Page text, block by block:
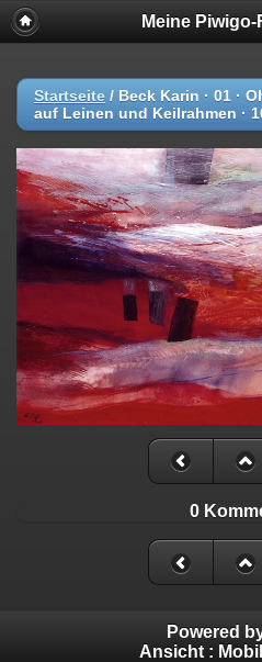
Meine
Startseite / Beck Karin · 01 ·
auf Leinen und Keilrahmen ·
0
Powered
Ansicht : Mobil